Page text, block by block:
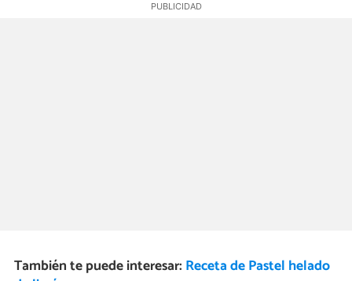
También te puede interesar: Receta de Pastel helado